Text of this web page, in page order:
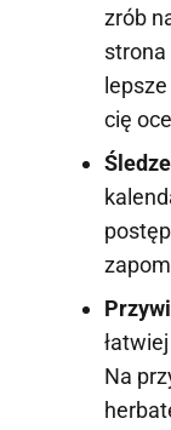
zrób
strona
cię
Na